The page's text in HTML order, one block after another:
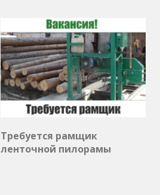
Требуется рамщик
ленточной пилорамы